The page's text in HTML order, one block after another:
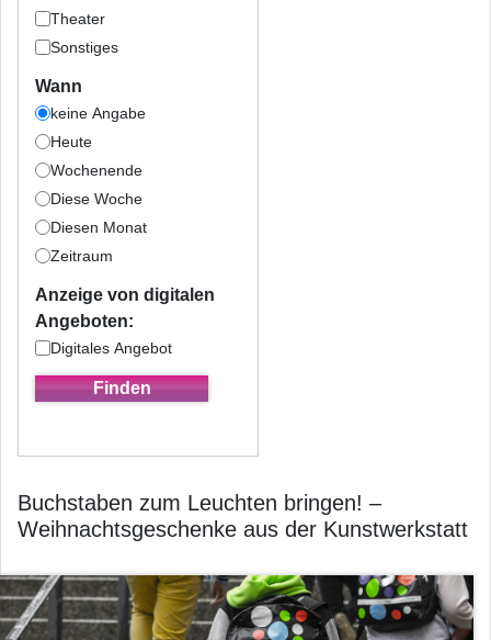
Theater
Sonstiges
Wann
keine Angabe
Heute
Wochenende
Diese Woche
Diesen Monat
Zeitraum
Anzeige von digitalen
Angeboten:
Digitales Angebot
Buchstaben zum Leuchten bringen! –
Weihnachtsgeschenke aus der Kunstwerkstatt